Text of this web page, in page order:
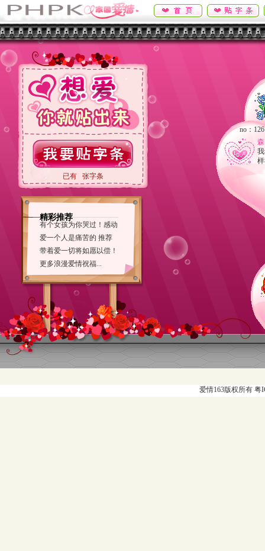
已有 张字条
精彩推荐
有个女孩为你哭过！感动
爱一个人是痛苦的 推荐
带着爱一切将如愿以偿！
更多浪漫爱情祝福...
no：126
森
no：100
文文
杨杨,! i
2010/
no：91
元
no
爱情163版权所有 粤